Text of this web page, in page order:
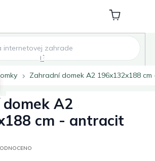
Nákupní
košík
Zahradní domek A2 196x132x188
A2
cm - antracit